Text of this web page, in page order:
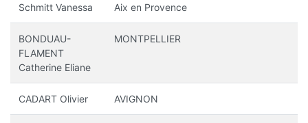
Schmitt Vanessa Aix en Provence
BONDUAU-
FLAMENT
Catherine Eliane
MONTPELLIER
CADART Olivier AVIGNON